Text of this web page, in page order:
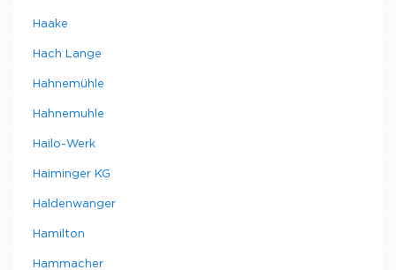
Haake
Hach Lange
Hahnemühle
Hahnemuhle
Hailo-Werk
Haiminger KG
Haldenwanger
Hamilton
Hammacher